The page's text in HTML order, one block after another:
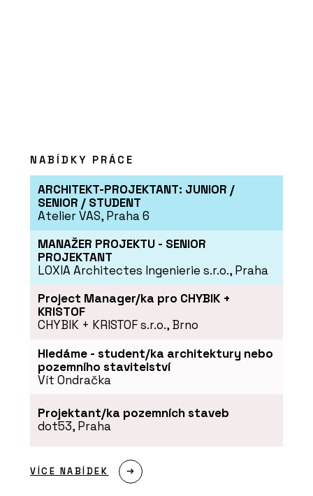
NABÍDKY PRÁCE
ARCHITEKT-PROJEKTANT: JUNIOR /
SENIOR / STUDENT
Atelier VAS, Praha 6
MANAŽER PROJEKTU - SENIOR
PROJEKTANT
LOXIA Architectes Ingenierie s.r.o., Praha
Project Manager/ka pro CHYBIK +
KRISTOF
CHYBIK + KRISTOF s.r.o., Brno
Hledáme - student/ka architektury nebo
pozemního stavitelství
Vít Ondračka
Projektant/ka pozemních staveb
dot53, Praha
VÍCE NABÍDEK